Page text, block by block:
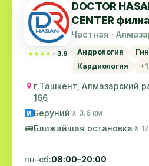
★★★★★
★★★★★3.9
DOCTOR
CENTER
Частная ·
Андрология
Кардиология
г.Ташкент, Алмазарский
166
M Беруний 🚶 3.6 км
🚌Ближайшая остановка 🚶
пн–сб:08:00–20:00